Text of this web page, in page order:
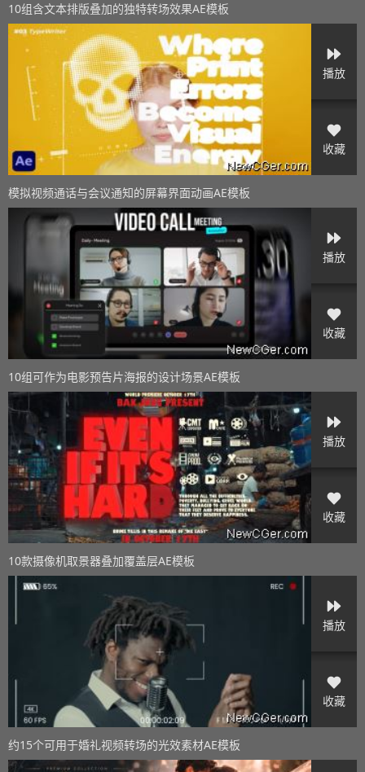
10组含文本排版叠加的独特转场效果AE模板
播放
收藏
模拟视频通话与会议通知的屏幕界面动画AE模板
播放
收藏
10组可作为电影预告片海报的设计场景AE模板
播放
收藏
10款摄像机取景器叠加覆盖层AE模板
播放
收藏
约15个可用于婚礼视频转场的光效素材AE模板